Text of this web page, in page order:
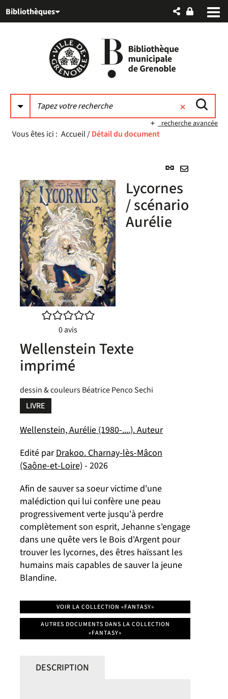
au
auBibliothèques
recherche avancée
Vous êtes ici : Accueil/Détail du document
Lien
(Nouvelle
mail
/5
0avis
Lycornes
/ scénario
Aurélie
Wellenstein Texte
imprimé
dessin & couleurs Béatrice Penco Sechi
LIVRE
Wellenstein, Aurélie (1980-....). Auteur
Edité parDrakoo. Charnay-lès-Mâcon
(Saône-et-Loire) - 2026
Afin de sauver sa soeur victime d'une
malédiction qui lui confère une peau
progressivement verte jusqu'à perdre
complètement son esprit, Jehanne s'engage
dans une quête vers le Bois d'Argent pour
trouver les lycornes, des êtres haïssant les
humains mais capables de sauver la jeune
Blandine.
VOIR LA COLLECTION «FANTASY»
AUTRES DOCUMENTS DANS LA COLLECTION
«FANTASY»
DESCRIPTION